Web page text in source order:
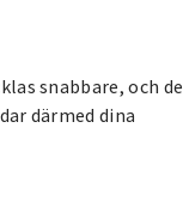
snabbare, och de
därmed dina